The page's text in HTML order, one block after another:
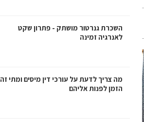
השכרת גנרטור מושתק - פתרון שקט
לאנרגיה זמינה
מה צריך לדעת על עורכי דין מיסים ומתי זה
הזמן לפנות אליהם